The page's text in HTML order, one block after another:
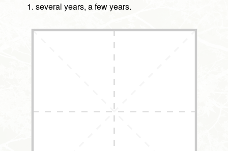
several years, a few years.